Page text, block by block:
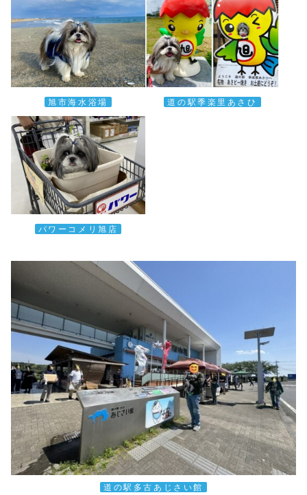
旭市海水浴場 道の駅季楽里あさひ
パワーコメリ旭店
道の駅多古あじさい館